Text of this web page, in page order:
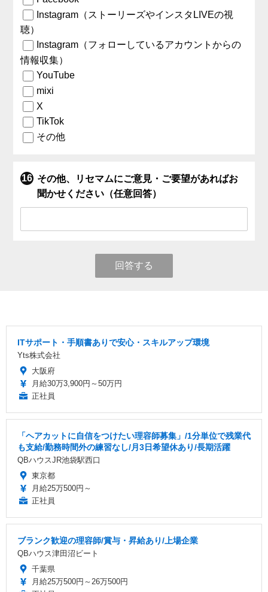
Instagram（ストーリーズやインスタLIVEの視
聴）
Instagram（フォローしているアカウントからの
情報収集）
YouTube
mixi
X
TikTok
その他
その他、リセマムにご意見・ご要望があればお
聞かせください（任意回答）
回答する
ITサポート・手順書ありで安心・スキルアップ環境
Yts株式会社
大阪府
月給30万3,900円～50万円
正社員
「ヘアカットに自信をつけたい理容師募集」/1分単位で残業代
も支給/勤務時間外の練習なし/月3日希望休あり/長期活躍
QBハウスJR池袋駅西口
東京都
月給25万500円～
正社員
ブランク歓迎の理容師/賞与・昇給あり/上場企業
QBハウス津田沼ビート
千葉県
月給25万500円～26万500円